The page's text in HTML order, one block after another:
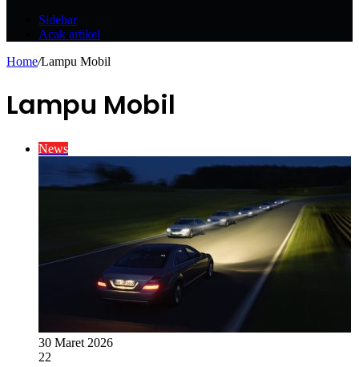
Sidebar
Acak artikel
Home/Lampu Mobil
Lampu Mobil
News
30 Maret 2026
22